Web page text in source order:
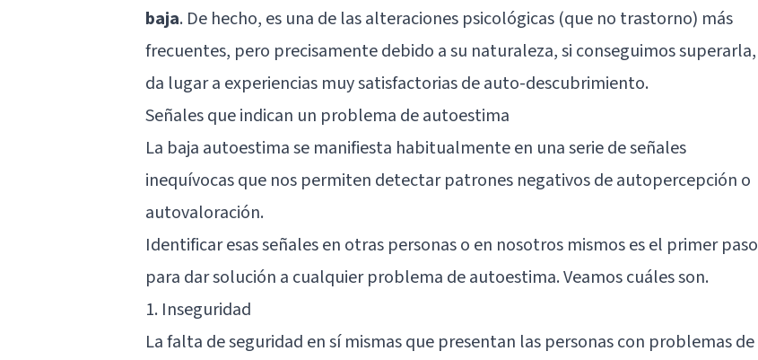
baja. De hecho, es una de las alteraciones psicológicas (que no trastorno) más
frecuentes, pero precisamente debido a su naturaleza, si conseguimos superarla,
da lugar a experiencias muy satisfactorias de auto-descubrimiento.
Señales que indican un problema de autoestima
La baja autoestima se manifiesta habitualmente en una serie de señales
inequívocas que nos permiten detectar patrones negativos de autopercepción o
autovaloración.
Identificar esas señales en otras personas o en nosotros mismos es el primer paso
para dar solución a cualquier problema de autoestima. Veamos cuáles son.
1. Inseguridad
La falta de seguridad en sí mismas que presentan las personas con problemas de